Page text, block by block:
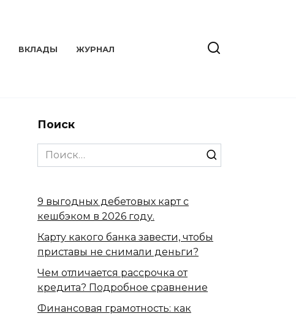
ВКЛАДЫ ЖУРНАЛ
Поиск
Search
for:
9 выгодных дебетовых карт с
кешбэком в 2026 году.
Карту какого банка завести, чтобы
приставы не снимали деньги?
Чем отличается рассрочка от
кредита? Подробное сравнение
Финансовая грамотность: как